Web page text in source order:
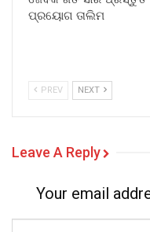
ପ୍ରୟୋଗ ତାଲିମ
PREV NEXT
Leave A Reply
Your email